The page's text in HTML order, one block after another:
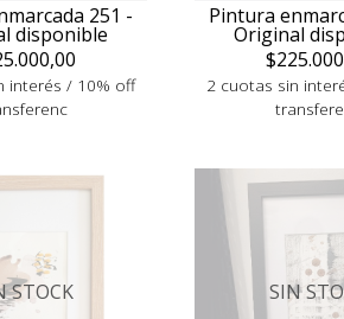
251 -
disponible
interés / 10% off
Pintura
Original
2 cuotas sin
STOCK SIN